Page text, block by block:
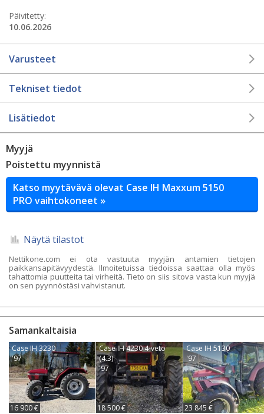
Päivitetty:
10.06.2026
Varusteet
Tekniset tiedot
Lisätiedot
Myyjä
Poistettu myynnistä
Katso myytävävä olevat Case IH Maxxum 5150
PRO vaihtokoneet »
Näytä tilastot
Nettikone.com ei ota vastuuta myyjän antamien tietojen
paikkansapitävyydestä. Ilmoitetuissa tiedoissa saattaa olla myös
tahattomia puutteita tai virheitä. Tieto on siis sitova vasta kun myyjä
on sen pyynnöstäsi vahvistanut.
Samankaltaisia
Case IH 3230
'97
16 900 €
Case IH 4230 4-veto
(4.3)
'97
18 500 €
Case IH 5130
'97
23 845 €